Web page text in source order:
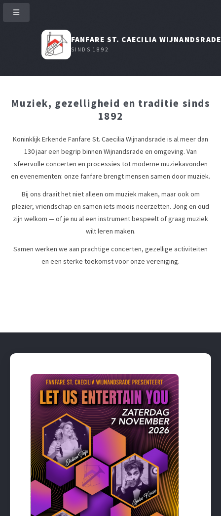
FANFARE ST. CAECILIA WIJNANDSRADE
SINDS 1892
Muziek, gezelligheid en traditie sinds
1892
Koninklijk Erkende Fanfare St. Caecilia Wijnandsrade is al meer dan
130 jaar een begrip binnen Wijnandsrade en omgeving. Van
sfeervolle concerten en processies tot moderne muziekavonden
en evenementen: onze fanfare brengt mensen samen door muziek.
Bij ons draait het niet alleen om muziek maken, maar ook om
plezier, vriendschap en samen iets moois neerzetten. Jong en oud
zijn welkom — of je nu al een instrument bespeelt of graag muziek
wilt leren maken.
Samen werken we aan prachtige concerten, gezellige activiteiten
en een sterke toekomst voor onze vereniging.